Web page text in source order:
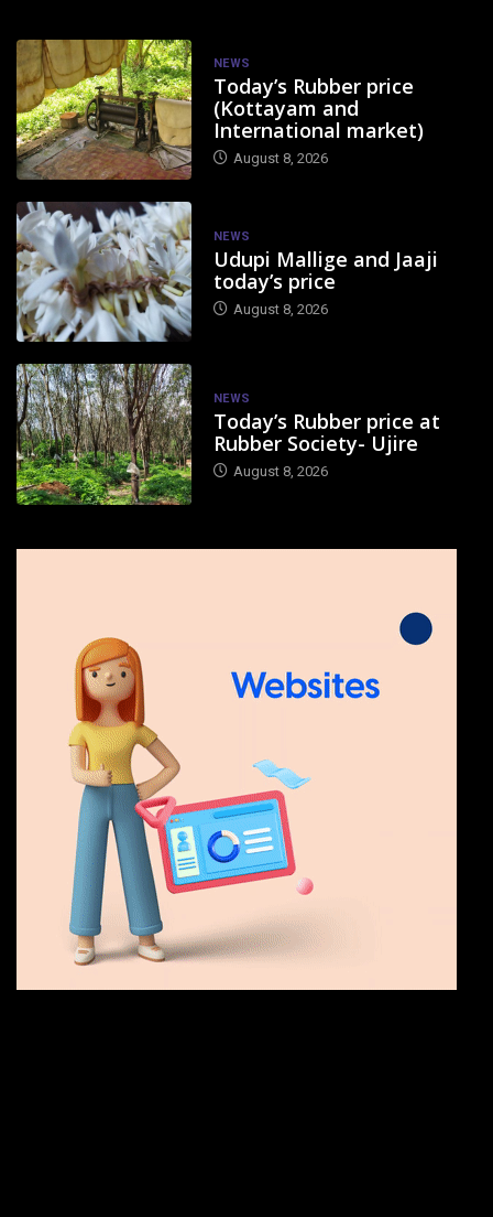
NEWS
Today’s Rubber price
(Kottayam and
International market)
August 8, 2026
NEWS
Udupi Mallige and Jaaji
today’s price
August 8, 2026
NEWS
Today’s Rubber price at
Rubber Society- Ujire
August 8, 2026